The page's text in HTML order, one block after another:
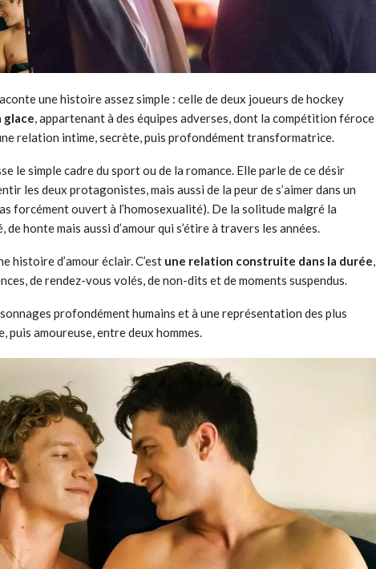
une histoire assez simple : celle de deux joueurs de hockey
glace, appartenant à des équipes adverses, dont la compétition féroce
relation intime, secrète, puis profondément transformatrice.
le simple cadre du sport ou de la romance. Elle parle de ce désir
les deux protagonistes, mais aussi de la peur de s’aimer dans un
forcément ouvert à l’homosexualité). De la solitude malgré la
honte mais aussi d’amour qui s’étire à travers les années.
histoire d’amour éclair. C’est une relation construite dans la durée,
de rendez-vous volés, de non-dits et de moments suspendus.
profondément humains et à une représentation des plus
puis amoureuse, entre deux hommes.